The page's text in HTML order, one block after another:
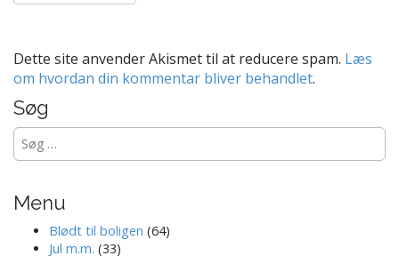
Dette site anvender Akismet til at reducere spam. Læs
om hvordan din kommentar bliver behandlet.
Søg
Søg
efter:
Menu
Blødt til boligen (64)
Jul m.m. (33)